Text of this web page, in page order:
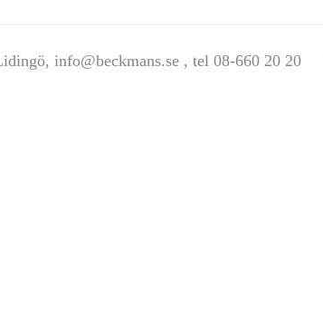
info@beckmans.se , tel 08-660 20 20